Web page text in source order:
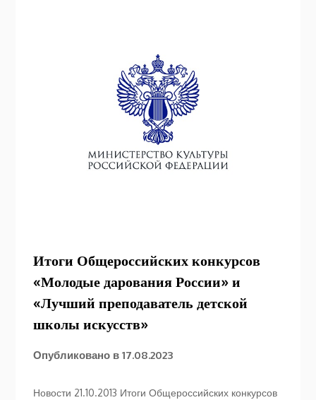
Итоги Общероссийских конкурсов
«Молодые дарования России» и
«Лучший преподаватель детской
школы искусств»
Опубликовано в17.08.2023
Новости 21.10.2013 Итоги Общероссийских конкурсов